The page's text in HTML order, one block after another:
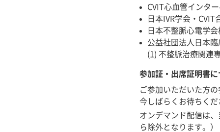
CVIT心血管インタ
日本IVR学会・
日本不整脈心電学
公益社団法人日本臨
(1) 不整脈治療関連
参加証・出席証明書に
ご参加いただいた方
今しばらくお待ちくだ
オンデマンド配信は
ら除外となります。）